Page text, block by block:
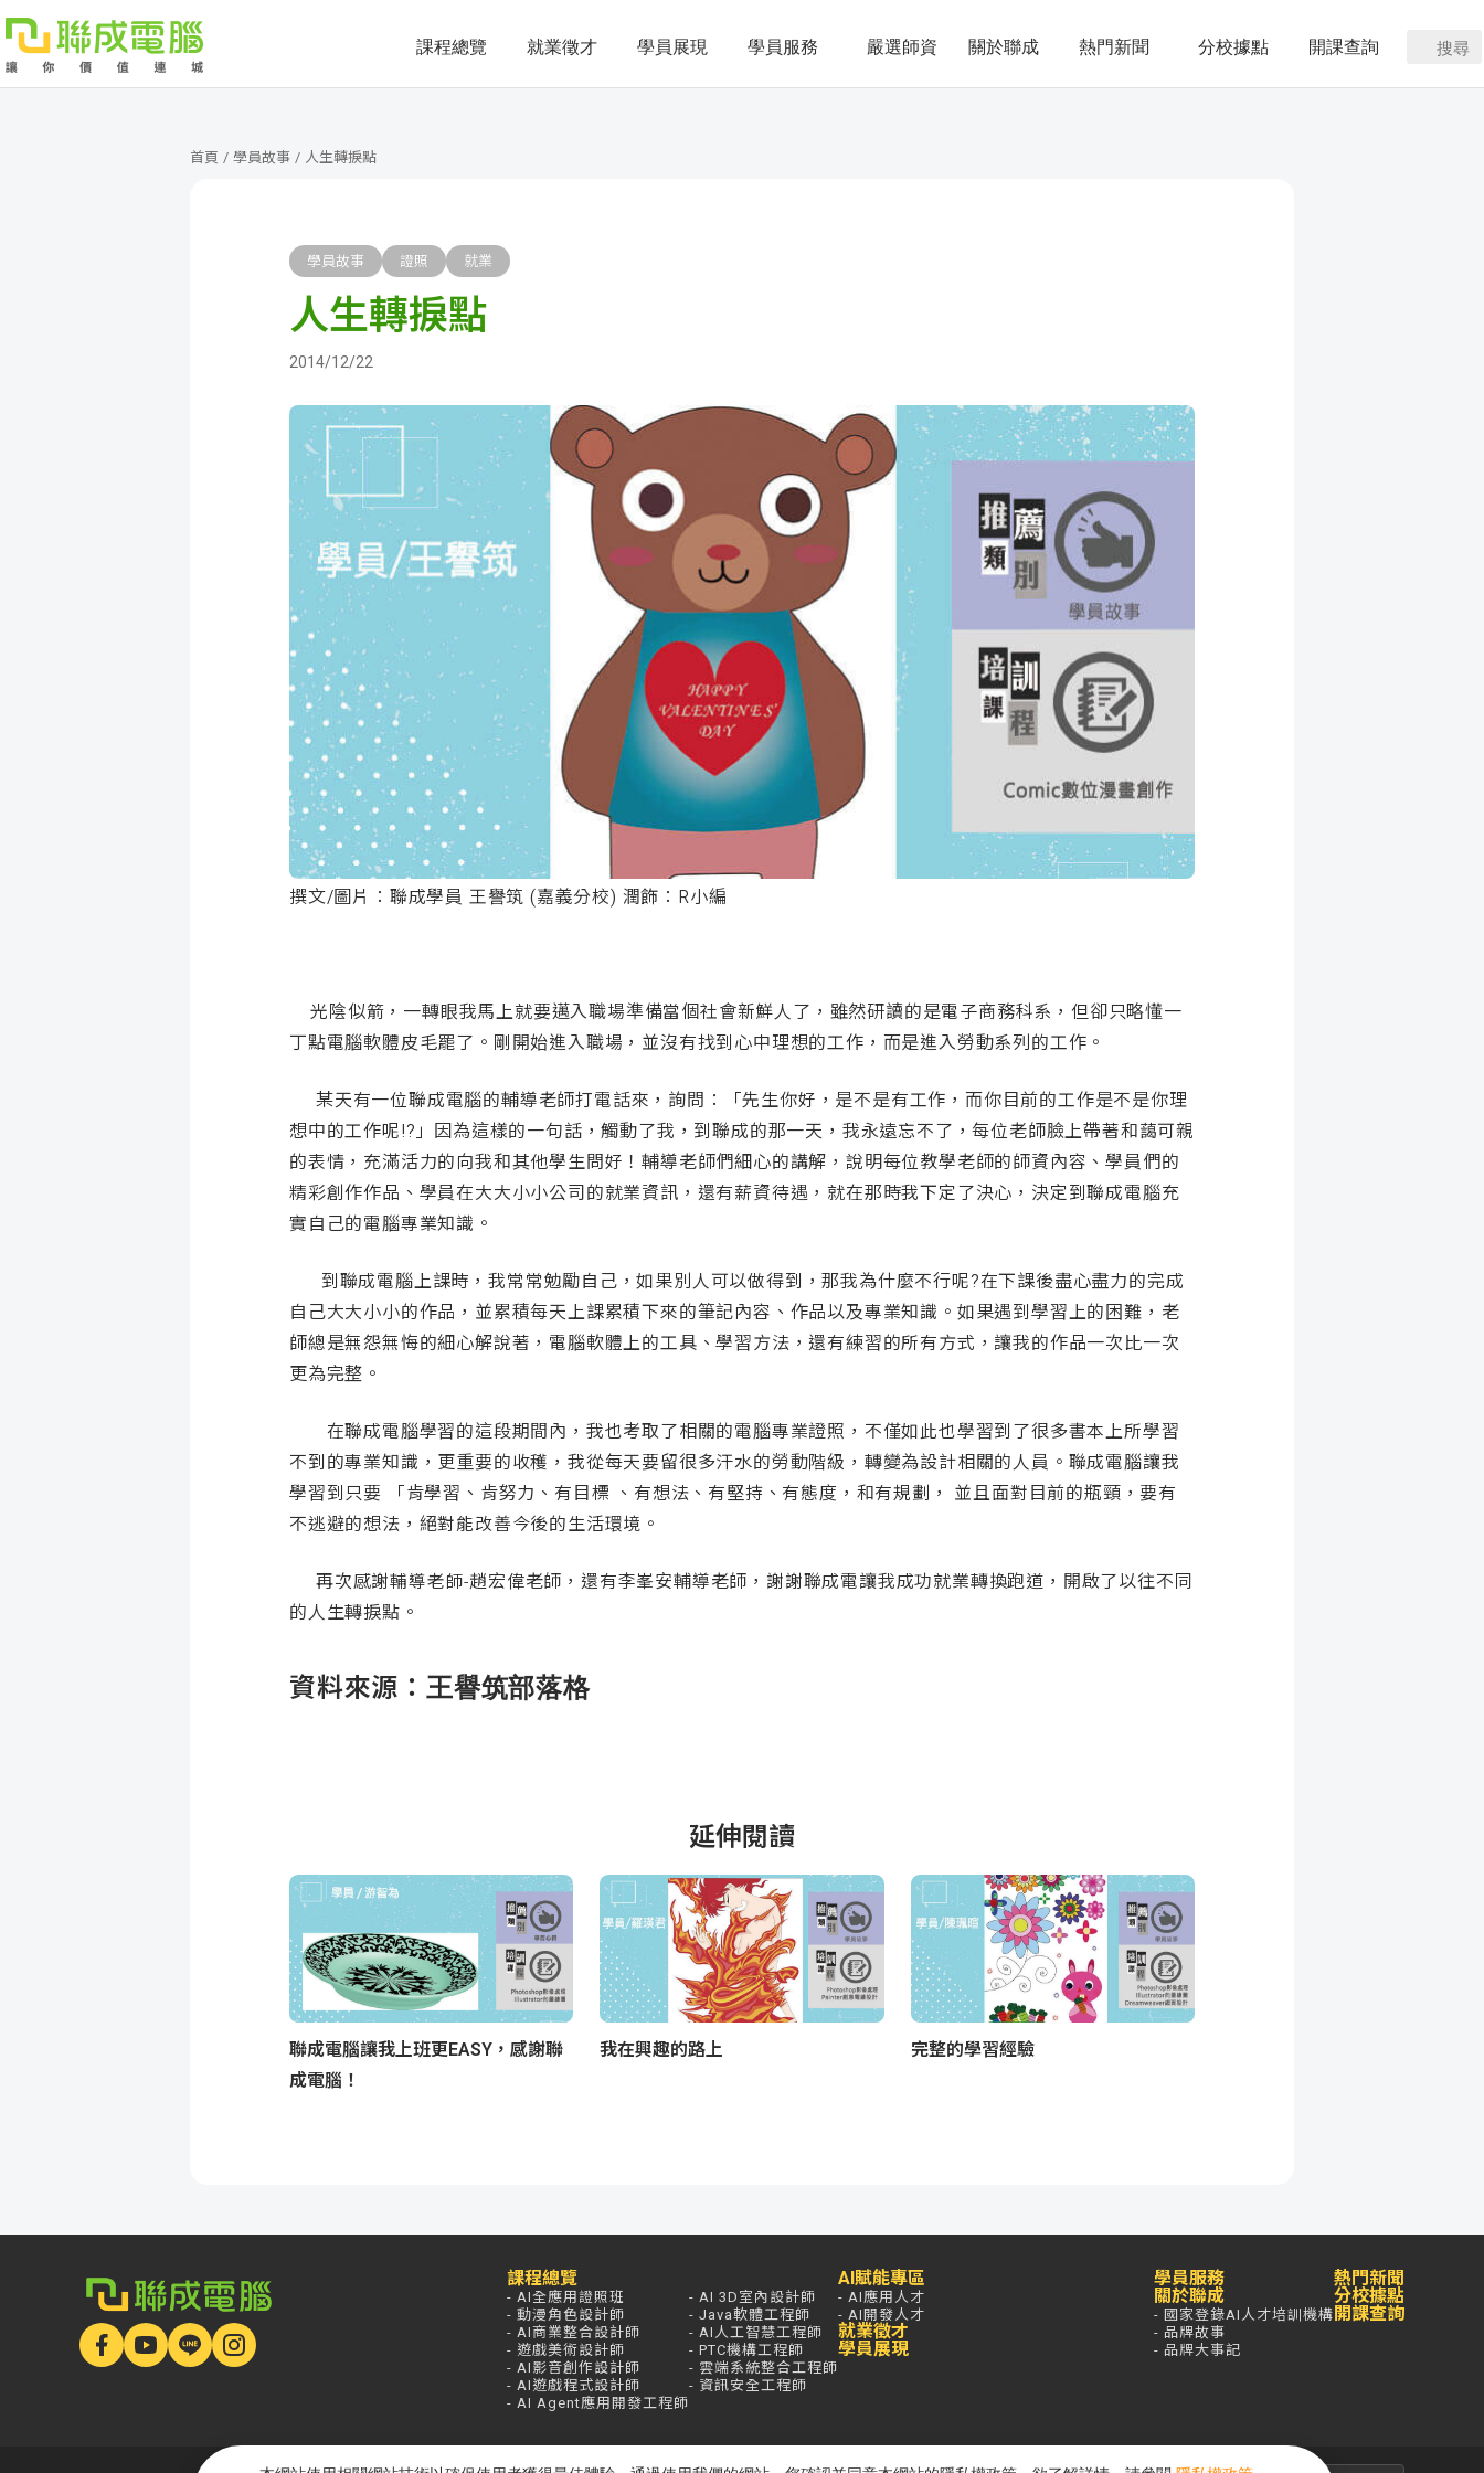
課
搜尋
開課查詢
分校據點
熱門新聞
關於聯成
嚴選師資
學員服務
學員展現
就業徵才
課程總覽
首頁 / 學員故事 / 人生轉捩點
學員故事 證照 就業
人生轉捩點
2014/12/22
撰文/圖片：聯成學員 王譽筑 (嘉義分校) 潤飾：R小編
光陰似箭，一轉眼我馬上就要邁入職場準備當個社會新鮮人了， 雖然研讀的是電子商務科系，但卻只略懂一
丁點電腦軟體皮毛罷了。 剛開始進入職場，並沒有找到心中理想的工作，而是進入勞動系列的工作。
某天有一位聯成電腦的輔導老師打電話來，詢問：「先生你好，是不是有工作， 而你目前的工作是不是你理
想中的工作呢!?」因為這樣的一句話，觸動了我，到聯成的那一天，我永遠忘不了，每位老師臉上帶著和藹可親
的表情 ，充滿活力的向我和其他學生問好！輔導老師們細心的講解，說明每位教學老師的師資內容、學員們的
精彩創作作品、學員在大大小小公司的就業資訊，還有薪資待遇，就在那時我下定了決心，決定到聯成電腦充
實自己的電腦專業知識。
到聯成電腦上課時，我常常勉勵自己，如果別人可以做得到，那我為什麼不行呢?在下課後盡心盡力的完成
自己大大小小的作品，並累積每天上課累積下來的筆記內容、作品以及專業知識。如果遇到學習上的困難，老
師總是無怨無悔的細心解說著，電腦軟體上的工具、學習方法，還有練習的所有方式，讓我的作品一次比一次
更為完整。
在聯成電腦學習的這段期間內，我也考取了相關的電腦專業證照， 不僅如此也學習到了很多書本上所學習
不到的專業知識， 更重要的收穫，我從每天要留很多汗水的勞動階級，轉變為設計相關的人員。 聯成電腦讓我
學習到只要 「肯學習、肯努力、有目標 、有想法 、有堅持、有態度，和有規劃， 並且面對目前的瓶頸，要有
不逃避的想法，絕對能改善今後的生活環境。
再次感謝輔導老師-趙宏偉老師，還有李峯安輔導老師，謝謝聯成電讓我成功就業轉換跑道， 開啟了以往不同
的人生轉捩點 。
資料來源： 王譽筑部落格
延伸閱讀
聯成電腦讓我上班更EASY，感謝聯
成電腦！
我在興趣的路上 完整的學習經驗
課程總覽
- AI全應用證照班
- 動漫角色設計師
- AI商業整合設計師
- 遊戲美術設計師
- AI影音創作設計師
- AI遊戲程式設計師
- AI Agent應用開發工程師
- AI 3D室內設計師
- Java軟體工程師
- AI人工智慧工程師
- PTC機構工程師
- 雲端系統整合工程師
- 資訊安全工程師
AI賦能專區
- AI應用人才
- AI開發人才
就業徵才
學員展現
學員服務
關於聯成
- 國家登錄AI人才培訓機構
- 品牌故事
- 品牌大事記
熱門新聞
分校據點
開課查詢